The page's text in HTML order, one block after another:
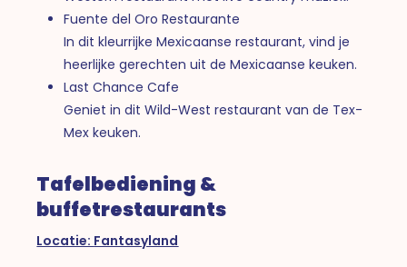
Fuente del Oro Restaurante
In dit kleurrijke Mexicaanse restaurant, vind je
heerlijke gerechten uit de Mexicaanse keuken.
Last Chance Cafe
Geniet in dit Wild-West restaurant van de Tex-
Mex keuken.
Tafelbediening &
buffetrestaurants
Locatie: Fantasyland